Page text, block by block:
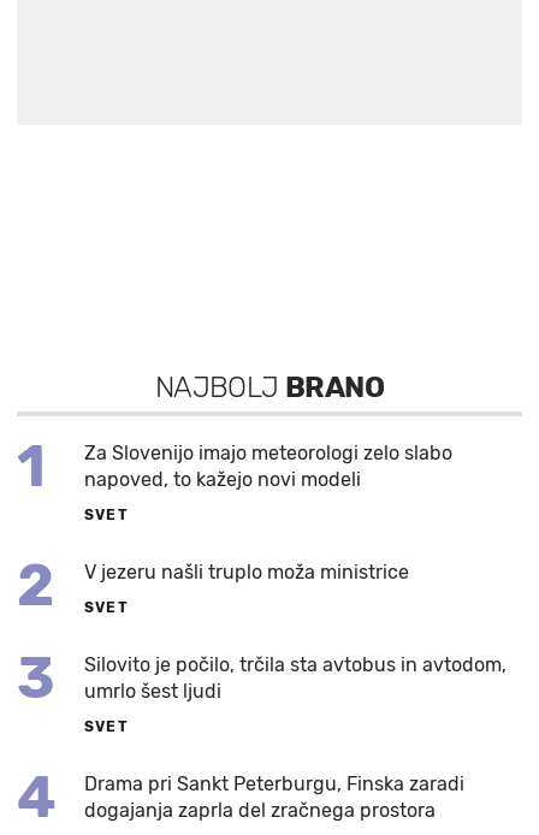
NAJBOLJ BRANO
1
Za Slovenijo imajo meteorologi zelo slabo
napoved, to kažejo novi modeli
SVET
2 V jezeru našli truplo moža ministrice
SVET
3
Silovito je počilo, trčila sta avtobus in avtodom,
umrlo šest ljudi
SVET
4
Drama pri Sankt Peterburgu, Finska zaradi
dogajanja zaprla del zračnega prostora